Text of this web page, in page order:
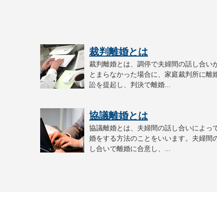
裁判離婚とは
裁判離婚とは、調停で夫婦間の話し合い
とまらなかった場合に、家庭裁判所に離
訟を提起し、判決で離婚...
協議離婚とは
協議離婚とは、夫婦間の話し合いによっ
婚をする方法のことをいいます。夫婦間
し合いで離婚に合意し、...